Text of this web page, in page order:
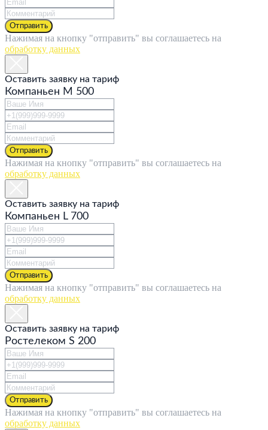
Отправить
Нажимая на кнопку "отправить" вы соглашаетесь на
обработку данных
Оставить заявку на тариф
Компаньен M 500
Отправить
Нажимая на кнопку "отправить" вы соглашаетесь на
обработку данных
Оставить заявку на тариф
Компаньен L 700
Отправить
Нажимая на кнопку "отправить" вы соглашаетесь на
обработку данных
Оставить заявку на тариф
Ростелеком S 200
Отправить
Нажимая на кнопку "отправить" вы соглашаетесь на
обработку данных